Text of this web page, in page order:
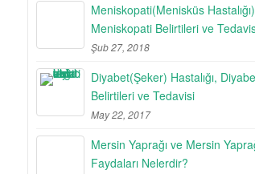
Meniskopati(Menisküs
Meniskopati Belirtileri ve
Şub 27, 2018
Diyabet(Şeker) Hastalığı,
Belirtileri ve Tedavisi
May 22, 2017
Mersin Yaprağı ve Mersin
Faydaları Nelerdir?